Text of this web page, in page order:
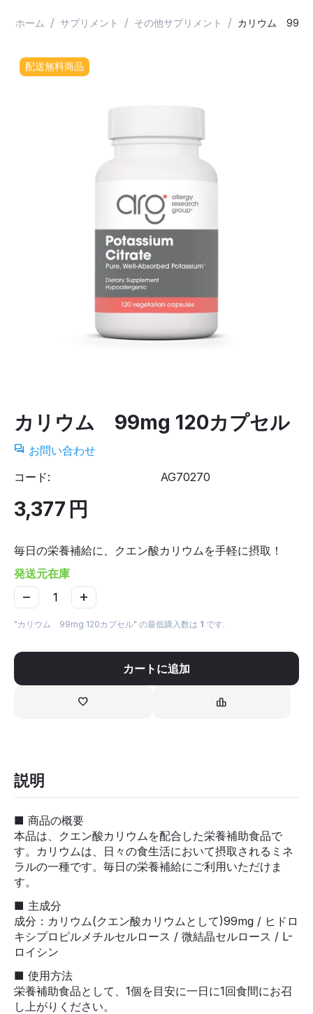
ホーム / サプリメント / その他サプリメント / カリウム 99mg
配送無料商品
カリウム 99mg 120カプセル
お問い合わせ
コード:
AG70270
3,377 円
毎日の栄養補給に、クエン酸カリウムを手軽に摂取！
発送元在庫
+
−
"カリウム 99mg 120カプセル" の最低購入数は 1 です.
カートに追加
説明
■ 商品の概要
本品は、クエン酸カリウムを配合した栄養補助食品で
す。カリウムは、日々の食生活において摂取されるミネ
ラルの一種です。毎日の栄養補給にご利用いただけま
す。
■ 主成分
成分：カリウム(クエン酸カリウムとして)99mg / ヒドロ
キシプロピルメチルセルロース / 微結晶セルロース / L-
ロイシン
■ 使用方法
栄養補助食品として、1個を目安に一日に1回食間にお召
し上がりください。